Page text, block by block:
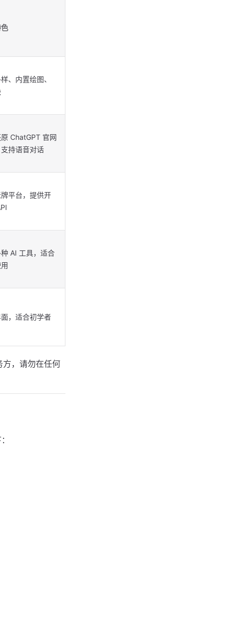
、内置绘图、
ChatGPT 官网
持语音对话
平台，提供开
AI 工具，适合
，适合初学者
，请勿在任何